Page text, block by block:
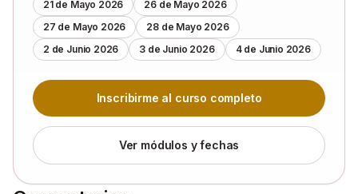
21 de Mayo 2026
26 de Mayo 2026
27 de Mayo 2026
28 de Mayo 2026
2 de Junio 2026
3 de Junio 2026 4 de Junio 2026
Inscribirme al curso completo
Ver módulos y fechas